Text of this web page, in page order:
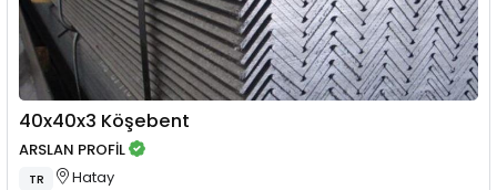
40x40x3 Köşebent
ARSLAN PROFİL
TR Hatay